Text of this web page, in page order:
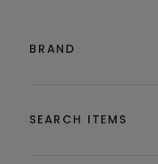
BRAND
SEARCH ITEMS